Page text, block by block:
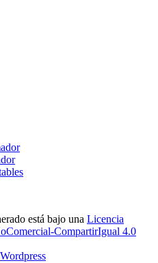
está bajo una Licencia
CompartirIgual 4.0
Wordpress